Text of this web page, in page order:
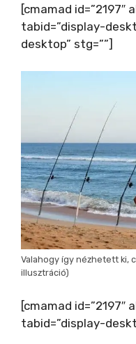
[cmamad id=”2197″
tabid=”display-
desktop” stg=””]
Valahogy így nézhetett ki,
illusztráció)
[cmamad id=”2197″
tabid=”display-